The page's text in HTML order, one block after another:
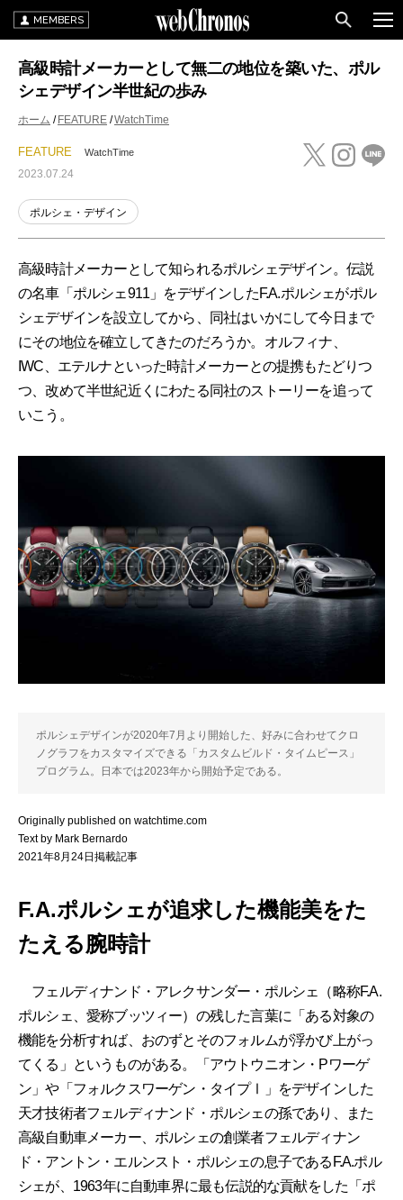
MEMBERS
高級時計メーカーとして無二の地位を築いた、ポル
シェデザイン半世紀の歩み
ホーム FEATURE WatchTime
FEATURE WatchTime
2023.07.24
ポルシェ・デザイン
高級時計メーカーとして知られるポルシェデザイン。伝説
の名車「ポルシェ911」をデザインしたF.A.ポルシェがポル
シェデザインを設立してから、同社はいかにして今日まで
にその地位を確立してきたのだろうか。オルフィナ、
IWC、エテルナといった時計メーカーとの提携もたどりつ
つ、改めて半世紀近くにわたる同社のストーリーを追って
いこう。
ポルシェデザインが2020年7月より開始した、好みに合わせてクロ
ノグラフをカスタマイズできる「カスタムビルド・タイムピース」
プログラム。日本では2023年から開始予定である。
Originally published on watchtime.com
Text by Mark Bernardo
2021年8月24日掲載記事
F.A.ポルシェが追求した機能美をた
たえる腕時計
フェルディナンド・アレクサンダー・ポルシェ（略称F.A.
ポルシェ、愛称ブッツィー）の残した言葉に「ある対象の
機能を分析すれば、おのずとそのフォルムが浮かび上がっ
てくる」というものがある。「アウトウニオン・Pワーゲ
ン」や「フォルクスワーゲン・タイプⅠ」をデザインした
天才技術者フェルディナンド・ポルシェの孫であり、また
高級自動車メーカー、ポルシェの創業者フェルディナン
ド・アントン・エルンスト・ポルシェの息子であるF.A.ポル
シェが、1963年に自動車界に最も伝説的な貢献をした「ポ